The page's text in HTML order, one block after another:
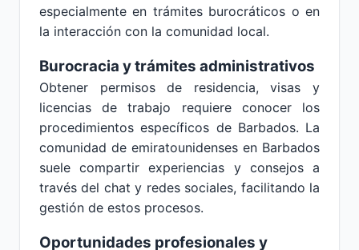
especialmente en trámites burocráticos o en
la interacción con la comunidad local.
Burocracia y trámites administrativos
Obtener permisos de residencia, visas y
licencias de trabajo requiere conocer los
procedimientos específicos de Barbados. La
comunidad de emiratounidenses en Barbados
suele compartir experiencias y consejos a
través del chat y redes sociales, facilitando la
gestión de estos procesos.
Oportunidades profesionales y